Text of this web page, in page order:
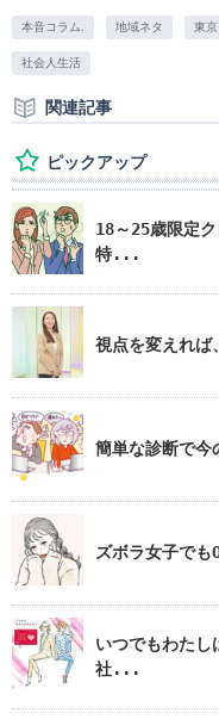
本音コラム. 地域ネタ 東京
社会人生活
関連記事
ピックアップ
18～25歳限定
特...
視点を変えれ
簡単な診断で今
ズボラ女子でも
いつでもわたし
社...